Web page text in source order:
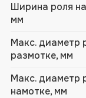
Устройство
Ширина роля
мм
Макс. диаметр
размотке, мм
Макс. диаметр
намотке, мм